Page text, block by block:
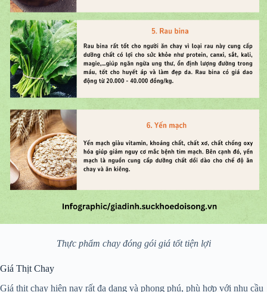
Thực phẩm chay đóng gói giá tốt tiện lợi
Giá Thịt Chay
Giá thịt chay hiện nay rất đa dạng và phong phú, phù hợp với nhu cầu